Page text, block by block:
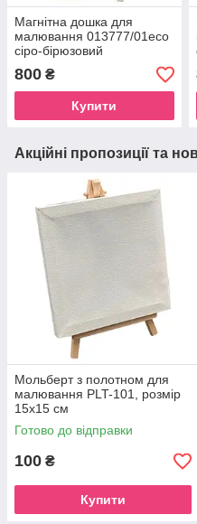
Магнітна дошка для
малювання 013777/01eco
сіро-бірюзовий
800 ₴
Купити
Акційні пропозиції та
Мольберт з полотном для
малювання PLT-101, розмір
15х15 см
Готово до відправки
100 ₴
Купити